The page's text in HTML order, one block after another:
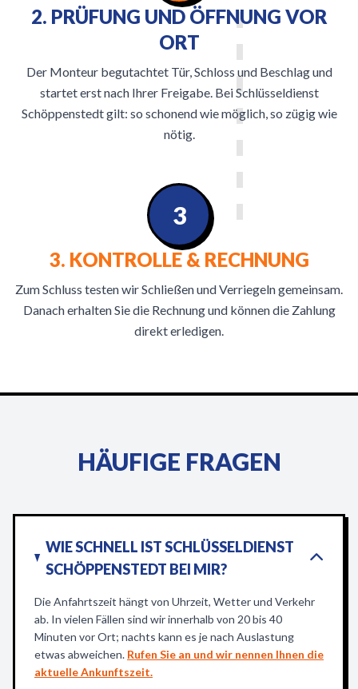
2. PRÜFUNG UND ÖFFNUNG VOR
ORT
Der Monteur begutachtet Tür, Schloss und Beschlag und
startet erst nach Ihrer Freigabe. Bei Schlüsseldienst
Schöppenstedt gilt: so schonend wie möglich, so zügig wie
nötig.
3. KONTROLLE & RECHNUNG
Zum Schluss testen wir Schließen und Verriegeln gemeinsam.
Danach erhalten Sie die Rechnung und können die Zahlung
direkt erledigen.
3
HÄUFIGE FRAGEN
WIE SCHNELL IST SCHLÜSSELDIENST
SCHÖPPENSTEDT BEI MIR?
Die Anfahrtszeit hängt von Uhrzeit, Wetter und Verkehr
ab. In vielen Fällen sind wir innerhalb von 20 bis 40
Minuten vor Ort; nachts kann es je nach Auslastung
etwas abweichen. Rufen Sie an und wir nennen Ihnen die
aktuelle Ankunftszeit.